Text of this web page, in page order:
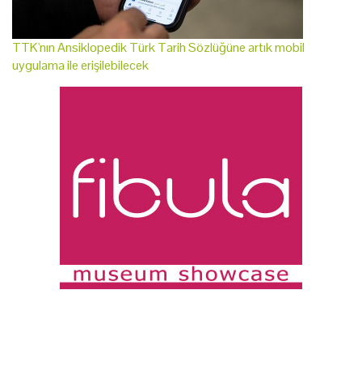
TTK'nın Ansiklopedik Türk Tarih Sözlüğüne artık mobil
uygulama ile erişilebilecek